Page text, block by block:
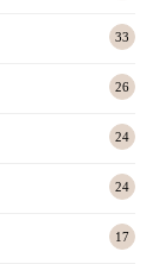
33
26
24
24
17